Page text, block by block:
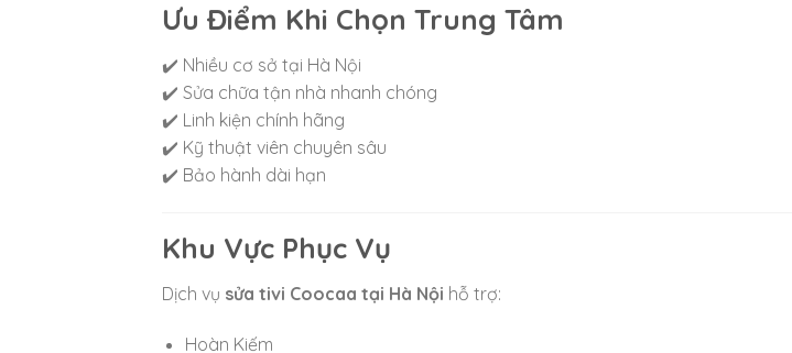
Ưu Điểm Khi Chọn Trung Tâm
✔️ Nhiều cơ sở tại Hà Nội
✔️ Sửa chữa tận nhà nhanh chóng
✔️ Linh kiện chính hãng
✔️ Kỹ thuật viên chuyên sâu
✔️ Bảo hành dài hạn
Khu Vực Phục Vụ
Dịch vụ sửa tivi Coocaa tại Hà Nội hỗ trợ:
Hoàn Kiếm